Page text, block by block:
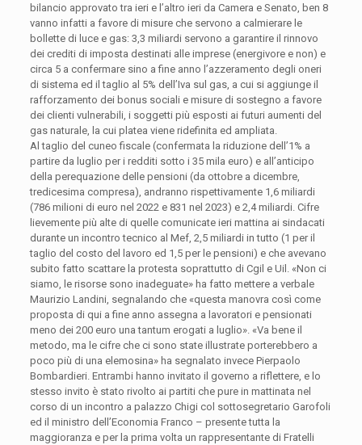
bilancio approvato tra ieri e l’altro ieri da Camera e Senato, ben 8
vanno infatti a favore di misure che servono a calmierare le
bollette di luce e gas: 3,3 miliardi servono a garantire il rinnovo
dei crediti di imposta destinati alle imprese (energivore e non) e
circa 5 a confermare sino a fine anno l’azzeramento degli oneri
di sistema ed il taglio al 5% dell’Iva sul gas, a cui si aggiunge il
rafforzamento dei bonus sociali e misure di sostegno a favore
dei clienti vulnerabili, i soggetti più esposti ai futuri aumenti del
gas naturale, la cui platea viene ridefinita ed ampliata.
Al taglio del cuneo fiscale (confermata la riduzione dell’1% a
partire da luglio per i redditi sotto i 35 mila euro) e all’anticipo
della perequazione delle pensioni (da ottobre a dicembre,
tredicesima compresa), andranno rispettivamente 1,6 miliardi
(786 milioni di euro nel 2022 e 831 nel 2023) e 2,4 miliardi. Cifre
lievemente più alte di quelle comunicate ieri mattina ai sindacati
durante un incontro tecnico al Mef, 2,5 miliardi in tutto (1 per il
taglio del costo del lavoro ed 1,5 per le pensioni) e che avevano
subito fatto scattare la protesta soprattutto di Cgil e Uil. «Non ci
siamo, le risorse sono inadeguate» ha fatto mettere a verbale
Maurizio Landini, segnalando che «questa manovra così come
proposta di qui a fine anno assegna a lavoratori e pensionati
meno dei 200 euro una tantum erogati a luglio». «Va bene il
metodo, ma le cifre che ci sono state illustrate porterebbero a
poco più di una elemosina» ha segnalato invece Pierpaolo
Bombardieri. Entrambi hanno invitato il governo a riflettere, e lo
stesso invito è stato rivolto ai partiti che pure in mattinata nel
corso di un incontro a palazzo Chigi col sottosegretario Garofoli
ed il ministro dell’Economia Franco – presente tutta la
maggioranza e per la prima volta un rappresentante di Fratelli